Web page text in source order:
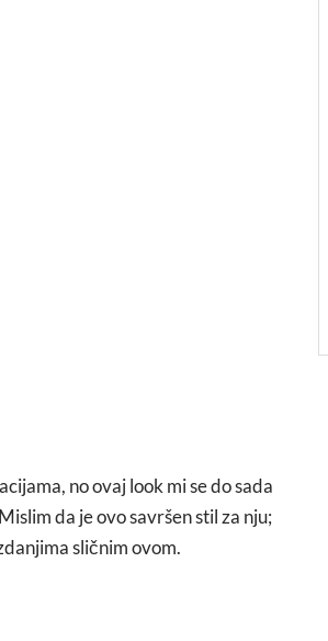
no ovaj look mi se do sada
da je ovo savršen stil za nju;
sličnim ovom.